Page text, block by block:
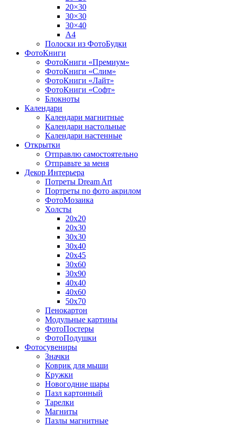
20×30
30×30
30×40
A4
Полоски из ФотоБудки
ФотоКниги
ФотоКниги «Премиум»
ФотоКниги «Слим»
ФотоКниги «Лайт»
ФотоКниги «Софт»
Блокноты
Календари
Календари магнитные
Календари настольные
Календари настенные
Открытки
Отправлю самостоятельно
Отправьте за меня
Декор Интерьера
Потреты Dream Art
Портреты по фото акрилом
ФотоМозаика
Холсты
20х20
20х30
30х30
30х40
20х45
30х60
30х90
40х40
40х60
50х70
Пенокартон
Модульные картины
ФотоПостеры
ФотоПодушки
Фотоcувениры
Значки
Коврик для мыши
Кружки
Новогодние шары
Пазл картонный
Тарелки
Магниты
Пазлы магнитные